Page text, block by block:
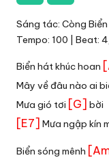
Sáng tác: Còng
Tempo: 100 | Beat:
Biển hát khúc hoan
Mây về đâu nào ai
Mưa gió tơi [G] bời
[E7] Mưa ngập kín
Biển sóng mênh